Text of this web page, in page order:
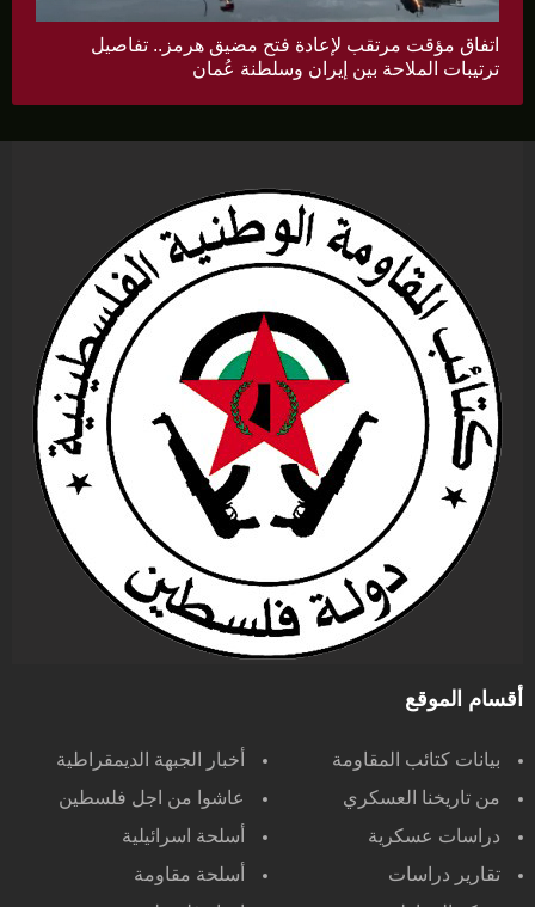
اتفاق مؤقت مرتقب لإعادة فتح مضيق هرمز.. تفاصيل
ترتيبات الملاحة بين إيران وسلطنة عُمان
أقسام الموقع
بيانات كتائب المقاومة
أخبار الجبهة الديمقراطية
من تاريخنا العسكري
عاشوا من اجل فلسطين
دراسات عسكرية
أسلحة اسرائيلية
تقارير دراسات
أسلحة مقاومة